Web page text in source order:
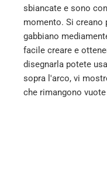
sbiancate e sono
momento. Si creano
gabbiano
facile creare e
disegnarla potete
sopra l'arco, vi
che rimangono